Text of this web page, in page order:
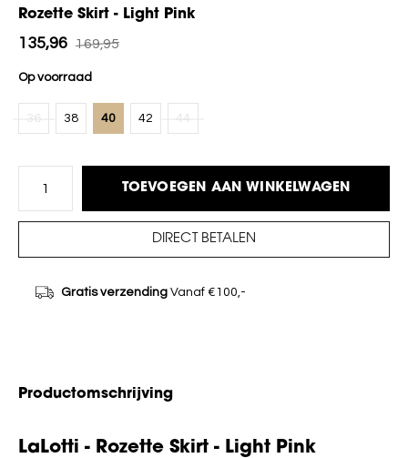
Rozette Skirt - Light Pink
135,96 169,95
Op voorraad
36 38 40 42 44
TOEVOEGEN AAN WINKELWAGEN
DIRECT BETALEN
Gratis verzendingVanaf €100,-
Productomschrijving
LaLotti - Rozette Skirt - Light Pink